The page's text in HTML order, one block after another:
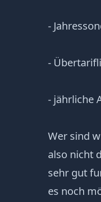
-
-
- jährliche
Wer sind
also nicht
sehr gut
es noch